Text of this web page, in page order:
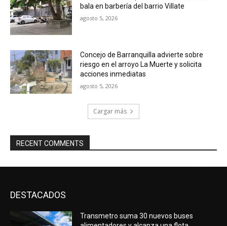
bala en barbería del barrio Villate
agosto 5, 2026
Concejo de Barranquilla advierte sobre
riesgo en el arroyo La Muerte y solicita
acciones inmediatas
agosto 5, 2026
Cargar más
RECENT COMMENTS
DESTACADOS
Transmetro suma 30 nuevos buses